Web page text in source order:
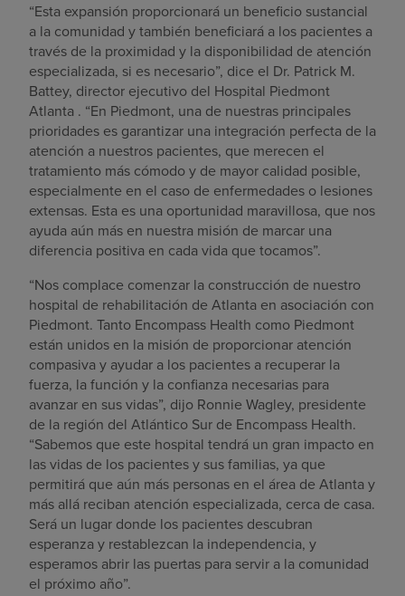
“Esta expansión proporcionará un beneficio sustancial
a la comunidad y también beneficiará a los pacientes a
través de la proximidad y la disponibilidad de atención
especializada, si es necesario”, dice el Dr. Patrick M.
Battey, director ejecutivo del Hospital Piedmont
Atlanta . “En Piedmont, una de nuestras principales
prioridades es garantizar una integración perfecta de la
atención a nuestros pacientes, que merecen el
tratamiento más cómodo y de mayor calidad posible,
especialmente en el caso de enfermedades o lesiones
extensas. Esta es una oportunidad maravillosa, que nos
ayuda aún más en nuestra misión de marcar una
diferencia positiva en cada vida que tocamos”.
“Nos complace comenzar la construcción de nuestro
hospital de rehabilitación de Atlanta en asociación con
Piedmont. Tanto Encompass Health como Piedmont
están unidos en la misión de proporcionar atención
compasiva y ayudar a los pacientes a recuperar la
fuerza, la función y la confianza necesarias para
avanzar en sus vidas”, dijo Ronnie Wagley, presidente
de la región del Atlántico Sur de Encompass Health.
“Sabemos que este hospital tendrá un gran impacto en
las vidas de los pacientes y sus familias, ya que
permitirá que aún más personas en el área de Atlanta y
más allá reciban atención especializada, cerca de casa.
Será un lugar donde los pacientes descubran
esperanza y restablezcan la independencia, y
esperamos abrir las puertas para servir a la comunidad
el próximo año”.